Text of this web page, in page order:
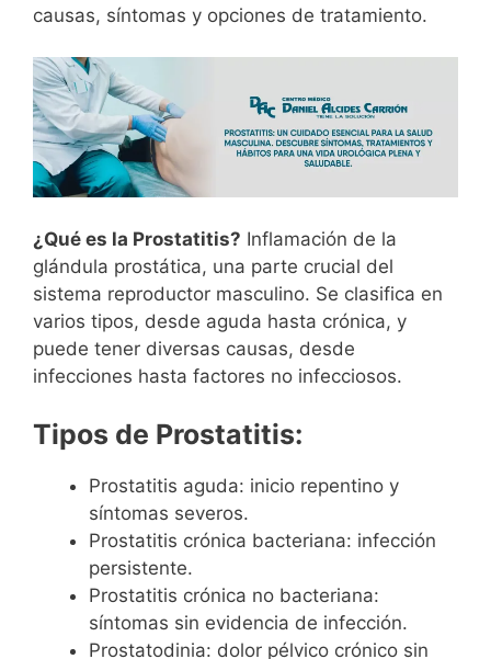
causas, síntomas y opciones de tratamiento.
¿Qué es la Prostatitis? Inflamación de la
glándula prostática, una parte crucial del
sistema reproductor masculino. Se clasifica en
varios tipos, desde aguda hasta crónica, y
puede tener diversas causas, desde
infecciones hasta factores no infecciosos.
Tipos de Prostatitis:
Prostatitis aguda: inicio repentino y
síntomas severos.
Prostatitis crónica bacteriana: infección
persistente.
Prostatitis crónica no bacteriana:
síntomas sin evidencia de infección.
Prostatodinia: dolor pélvico crónico sin